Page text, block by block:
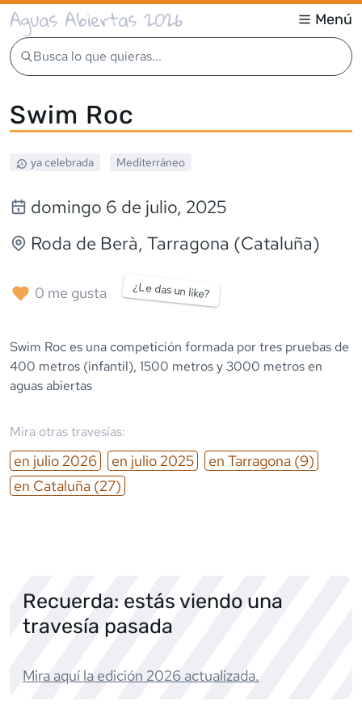
Aguas Abiertas 2026 Menú
Busca lo que quieras...
Swim Roc
ya celebrada Mediterráneo
domingo 6 de julio, 2025
Roda de Berà, Tarragona (Cataluña)
0 me gusta ¿Le das un like?
Swim Roc es una competición formada por tres pruebas de
400 metros (infantil), 1500 metros y 3000 metros en
aguas abiertas
Mira otras travesías:
en julio 2026 en julio 2025 en Tarragona (9)
en Cataluña (27)
Recuerda: estás viendo una
travesía pasada
Mira aquí la edición 2026 actualizada.